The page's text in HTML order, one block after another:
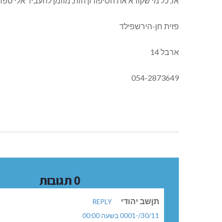
פזית חן-הירשפילד
ארבל 14
054-2873649
0 תגובות
תןשב יהודי
REPLY
30/11/-0001 בשעה 00:00